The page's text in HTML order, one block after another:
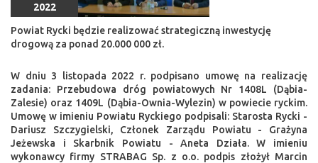
2022
Powiat Rycki będzie realizować strategiczną inwestycję
drogową za ponad 20.000 000 zł.
W dniu 3 listopada 2022 r. podpisano umowę na realizację
zadania: Przebudowa dróg powiatowych Nr 1408L (Dąbia-
Zalesie) oraz 1409L (Dąbia-Ownia-Wylezin) w powiecie ryckim.
Umowę w imieniu Powiatu Ryckiego podpisali: Starosta Rycki -
Dariusz Szczygielski, Członek Zarządu Powiatu - Grażyna
Jeżewska i Skarbnik Powiatu - Aneta Działa. W imieniu
wykonawcy firmy STRABAG Sp. z o.o. podpis złożył Marcin